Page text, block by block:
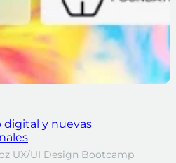
digital y nuevas
UX/UI Design Bootcamp